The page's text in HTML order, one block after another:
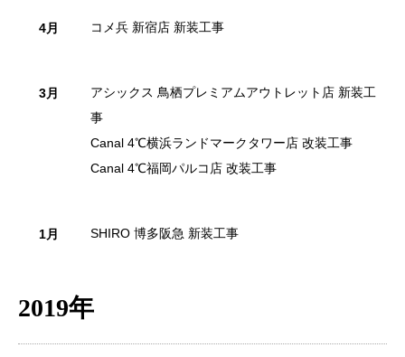
4月 コメ兵 新宿店 新装工事
3月
アシックス 鳥栖プレミアムアウトレット店 新装工
事
Canal 4℃横浜ランドマークタワー店 改装工事
Canal 4℃福岡パルコ店 改装工事
1月 SHIRO 博多阪急 新装工事
2019年